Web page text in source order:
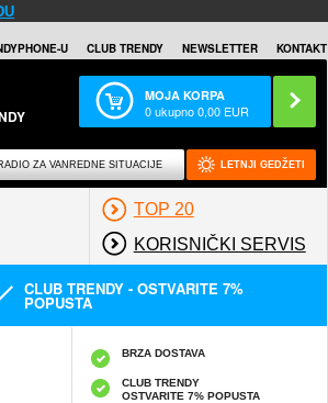
U CLUB TRENDY NEWSLETTER KONTAKT
MOJA KORPA
0ukupno0,00 EUR
ZA VANREDNE SITUACIJE LETNJI GEDŽETI
TOP 20
KORISNIČKI SERVIS
CLUB TRENDY - OSTVARITE 7%
POPUSTA
BRZA DOSTAVA
CLUB TRENDY
OSTVARITE 7% POPUSTA